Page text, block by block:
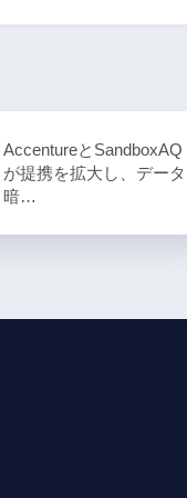
AccentureとSandboxAQ
が提携を拡大し、データ
暗…